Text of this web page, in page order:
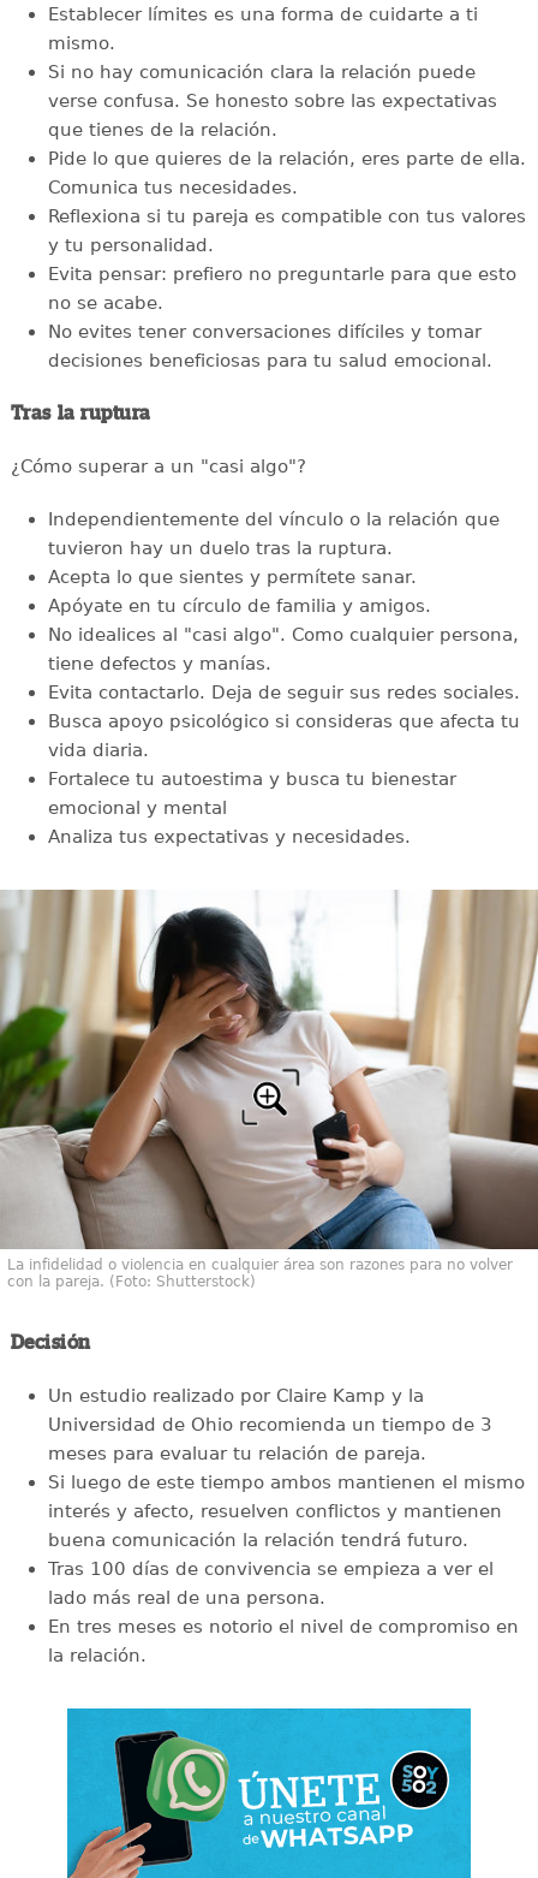
Establecer límites es una forma de cuidarte a ti
mismo.
Si no hay comunicación clara la relación puede
verse confusa. Se honesto sobre las expectativas
que tienes de la relación.
Pide lo que quieres de la relación, eres parte de ella.
Comunica tus necesidades.
Reflexiona si tu pareja es compatible con tus valores
y tu personalidad.
Evita pensar: prefiero no preguntarle para que esto
no se acabe.
No evites tener conversaciones difíciles y tomar
decisiones beneficiosas para tu salud emocional.
Tras la ruptura
¿Cómo superar a un "casi algo"?
Independientemente del vínculo o la relación que
tuvieron hay un duelo tras la ruptura.
Acepta lo que sientes y permítete sanar.
Apóyate en tu círculo de familia y amigos.
No idealices al "casi algo". Como cualquier persona,
tiene defectos y manías.
Evita contactarlo. Deja de seguir sus redes sociales.
Busca apoyo psicológico si consideras que afecta tu
vida diaria.
Fortalece tu autoestima y busca tu bienestar
emocional y mental
Analiza tus expectativas y necesidades.
La infidelidad o violencia en cualquier área son razones para no volver
con la pareja. (Foto: Shutterstock)
Decisión
Un estudio realizado por Claire Kamp y la
Universidad de Ohio recomienda un tiempo de 3
meses para evaluar tu relación de pareja.
Si luego de este tiempo ambos mantienen el mismo
interés y afecto, resuelven conflictos y mantienen
buena comunicación la relación tendrá futuro.
Tras 100 días de convivencia se empieza a ver el
lado más real de una persona.
En tres meses es notorio el nivel de compromiso en
la relación.